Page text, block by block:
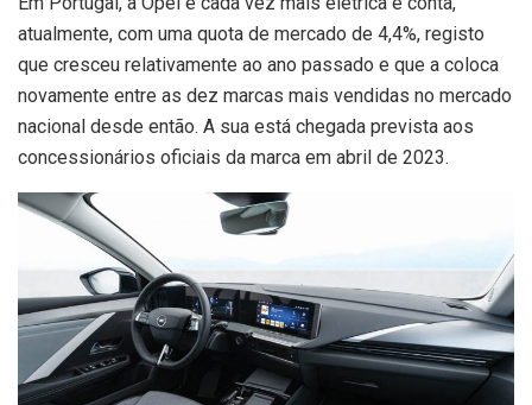
atualmente, com uma quota de mercado de 4,4%, registo
que cresceu relativamente ao ano passado e que a coloca
novamente entre as dez marcas mais vendidas no mercado
nacional desde então. A sua está chegada prevista aos
concessionários oficiais da marca em abril de 2023.